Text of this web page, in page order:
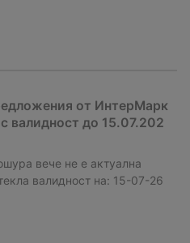
от ИнтерМарк
валидност до 15.07.202
вече не е актуална
валидност на: 15-07-26